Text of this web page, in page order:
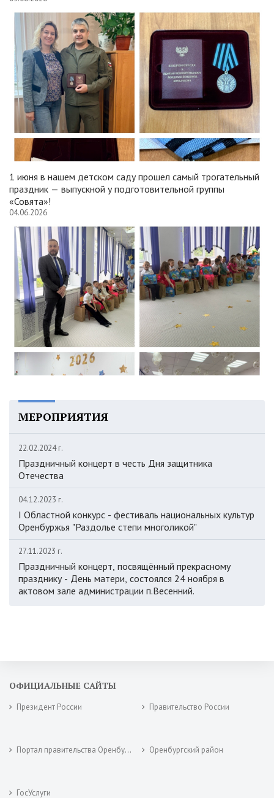
1 июня в нашем детском саду прошел самый трогательный
праздник — выпускной у подготовительной группы
«Совята»!
04.06.2026
МЕРОПРИЯТИЯ
22.02.2024 г.
Праздничный концерт в честь Дня защитника
Отечества
04.12.2023 г.
I Областной конкурс - фестиваль национальных культур
Оренбуржья "Раздолье степи многоликой"
27.11.2023 г.
Праздничный концерт, посвящённый прекрасному
празднику - День матери, состоялся 24 ноября в
актовом зале администрации п.Весенний.
ОФИЦИАЛЬНЫЕ САЙТЫ
Президент России Правительство России
Портал правительства Оренбургской области Оренбургский район
ГосУслуги